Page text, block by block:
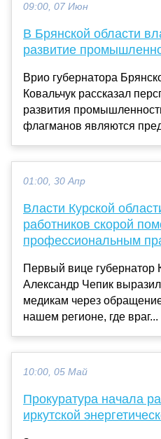
09:00, 07 Июн
В Брянской области
развитие
Врио губернатора
Ковальчук рассказал
развития
флагманов являются
01:00, 30 Апр
Власти Курской
работников скорой
профессиональным
Первый вице губернатор
Александр Чепик
медикам через
нашем регионе, где враг...
10:00, 05 Май
Прокуратура начала
иркутской